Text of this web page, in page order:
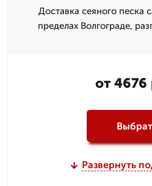
Доставка сеяного песка
пределах Волгограде,
от 4676
Развернуть